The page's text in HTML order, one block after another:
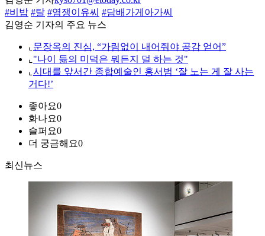
#비밥 #탈 #염쟁이유씨 #담배가게아가씨
김영순 기자의 주요 뉴스
⌞ 문장옥의 진심, “가림없이 내어줘야 공감 얻어”
⌞ "나이 듦의 미덕은 뭐든지 덜 하는 것"
⌞ 시대를 앞서간 종합예술인 홍서범 ‘잘 노는 게 잘 사는
거다!’
좋아요0
화나요0
슬퍼요0
더 궁금해요0
최신뉴스